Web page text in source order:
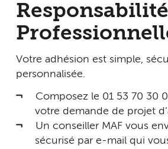
Votre adhésion est simple,
personnalisée.
Composez le 01 53 70 30
votre demande de projet
Un conseiller MAF vous
sécurisé par e-mail qui